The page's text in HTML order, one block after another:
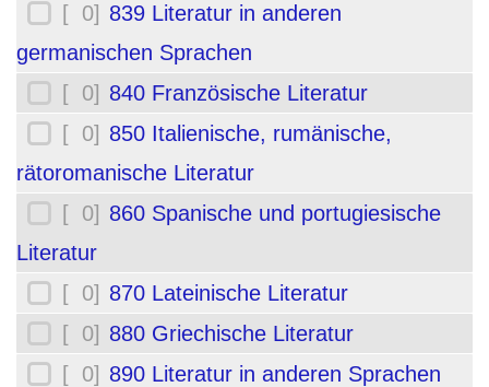
[ 0] 839 Literatur in anderen
germanischen Sprachen
[ 0] 840 Französische Literatur
[ 0] 850 Italienische, rumänische,
rätoromanische Literatur
[ 0] 860 Spanische und portugiesische
Literatur
[ 0] 870 Lateinische Literatur
[ 0] 880 Griechische Literatur
[ 0] 890 Literatur in anderen Sprachen